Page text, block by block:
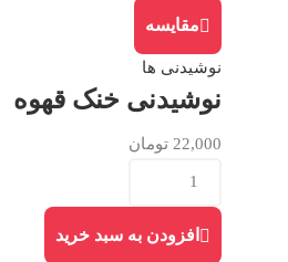
مقایسه
نوشیدنی ها
نوشیدنی خنک قهوه
22,000 تومان
افزودن به سبد خرید